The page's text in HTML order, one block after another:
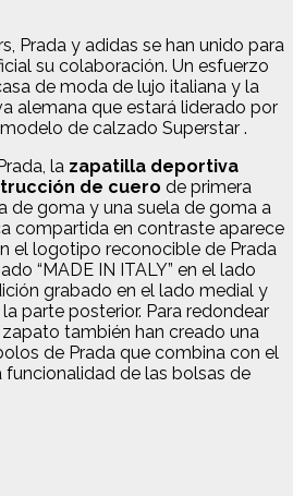
Prada y adidas se han unido para
su colaboración. Un esfuerzo
de moda de lujo italiana y la
alemana que estará liderado por
modelo de calzado Superstar .
la zapatilla deportiva
de cuero de primera
de goma y una suela de goma a
compartida en contraste aparece
el logotipo reconocible de Prada
“MADE IN ITALY” en el lado
grabado en el lado medial y
parte posterior. Para redondear
también han creado una
de Prada que combina con el
funcionalidad de las bolsas de